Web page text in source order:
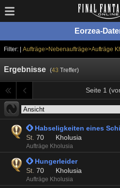
Eorzea-
Filter: | Aufträge>Nebenaufträge>Aufträge
Ergebnisse (43 Treffer)
Seite 1
 Habseligkeiten eines
St. 70 Kholusia
Aufträge Kholusia
 Hungerleider
St. 70 Kholusia
Aufträge Kholusia